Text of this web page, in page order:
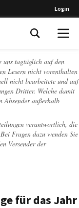
Login
tagtäglich auf den
Lesern nicht vorenthalten
nicht bearbeitete und auf
Dritter. Welche damit
Absender außerhalb
verantwortlich, die
Fragen dazu wenden Sie
Versender der
für das Jahr